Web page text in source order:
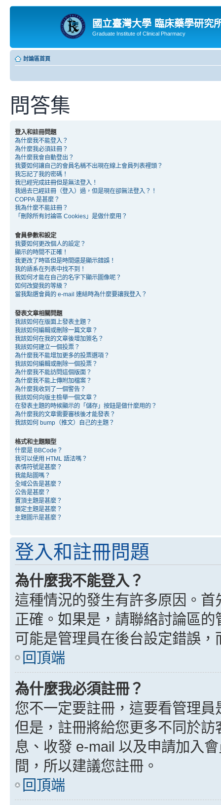
國立臺灣大學 臨床藥學研究
Graduate Institute of Clinical Pharmacy
討論區首頁
問答集
登入和註冊問題
為什麼我不能登入？
為什麼我必須註冊？
為什麼我會自動登出？
我要如何讓自己的會員名稱不出現在線上會員列表裡頭？
我忘記了我的密碼！
我已經完成註冊但是無法登入！
我過去已經註冊（登入）過，但是現在卻無法登入？！
COPPA 是甚麼？
我為什麼不能註冊？
「刪除所有討論區 Cookies」是做什麼用？
會員參數和設定
我要如何更改個人的設定？
顯示的時間不正確！
我更改了時區但是時間還是顯示錯誤！
我的語系在列表中找不到！
我如何才能在自己的名字下顯示圖像呢？
如何改變我的等級？
當我點選會員的 e-mail 連結時為什麼要讓我登入？
發表文章相關問題
我該如何在版面上發表主題？
我該如何編輯或刪除一篇文章？
我該如何在我的文章後增加簽名？
我該如何建立一個投票？
為什麼我不能增加更多的投票選項？
我該如何編輯或刪除一個投票？
為什麼我不能訪問這個版面？
為什麼我不能上傳附加檔案？
為什麼我收到了一個警告？
我該如何向版主檢舉一個文章？
在發表主題的時候顯示的「儲存」按鈕是做什麼用的？
為什麼我的文章需要審核後才能發表？
我該如何 bump（推文）自己的主題？
格式和主題類型
什麼是 BBCode？
我可以使用 HTML 語法嗎？
表情符號是甚麼？
我能貼圖嗎？
全域公告是甚麼？
公告是甚麼？
置頂主題是甚麼？
鎖定主題是甚麼？
主題圖示是甚麼？
登入和註冊問題
為什麼我不能登入？
這種情況的發生有許多原因。
正確。如果是，請聯絡討論區
可能是管理員在後台設定錯誤
回頂端
為什麼我必須註冊？
您不一定要註冊，這要看管理
但是，註冊將給您更多不同於
息、收發 e-mail 以及申請加入
間，所以建議您註冊。
回頂端